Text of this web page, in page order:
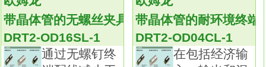
（还可以提供MBB接点慢动型。）
另外可提供M12连接型，更加节省劳动力，更
换更方便。
标准的镀金接点保证了接触的高可靠性欧姆龙
带晶体管的无螺丝夹具终端
DRT2-OD16SL-1
通过无螺钉终
带晶体管的耐环境终端
DRT2-OD04CL-1
在包括经济输